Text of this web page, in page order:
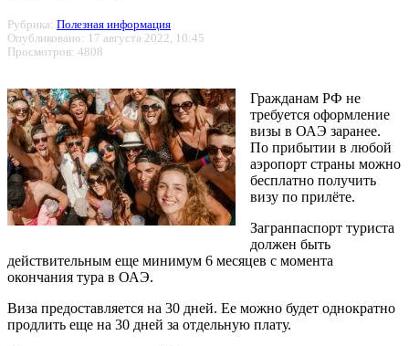
Рубрика: Полезная информация
Опубликовано: 17 августа 2022, 10:45
Просмотров: 4808
Гражданам РФ не
требуется оформление
визы в ОАЭ заранее.
По прибытии в любой
аэропорт страны можно
бесплатно получить
визу по прилёте.
Загранпаспорт туриста
должен быть
действительным еще минимум 6 месяцев с момента
окончания тура в ОАЭ.
Виза предоставляется на 30 дней. Ее можно будет однократно
продлить еще на 30 дней за отдельную плату.